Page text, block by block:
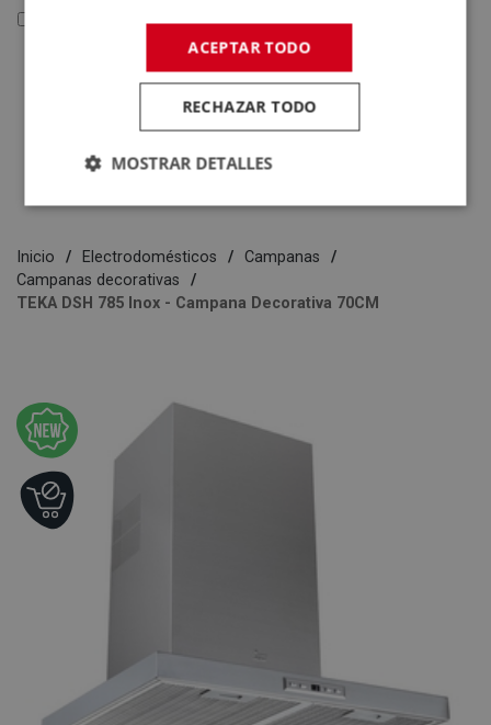
Reacondicionados y Outlet
Reacondicionados y
Outlet
Electrodomésticos
Inicio Electrodomésticos
Campanas
Campanas decorativas
TEKA DSH 785 Inox - Campana Decorativa 70CM
ACEPTAR TODO
RECHAZAR TODO
MOSTRAR DETALLES